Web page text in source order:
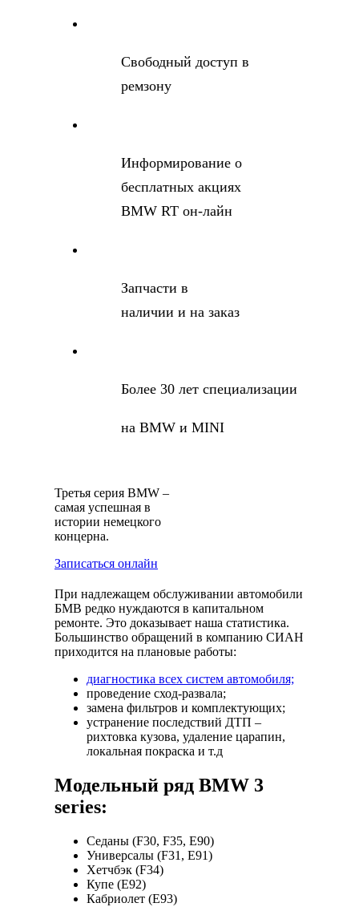
Свободный доступ в
ремзону
Информирование о
бесплатных акциях
BMW RT он-лайн
Запчасти в
наличии и на заказ
Более 30 лет специализации
на BMW и MINI
Третья серия BMW –
самая успешная в
истории немецкого
концерна.
Записаться онлайн
При надлежащем обслуживании автомобили
БМВ редко нуждаются в капитальном
ремонте. Это доказывает наша статистика.
Большинство обращений в компанию СИАН
приходится на плановые работы:
диагностика всех систем автомобиля;
проведение сход-развала;
замена фильтров и комплектующих;
устранение последствий ДТП –
рихтовка кузова, удаление царапин,
локальная покраска и т.д
Модельный ряд BMW 3
series:
Седаны (F30, F35, E90)
Универсалы (F31, E91)
Хетчбэк (F34)
Купе (E92)
Кабриолет (E93)